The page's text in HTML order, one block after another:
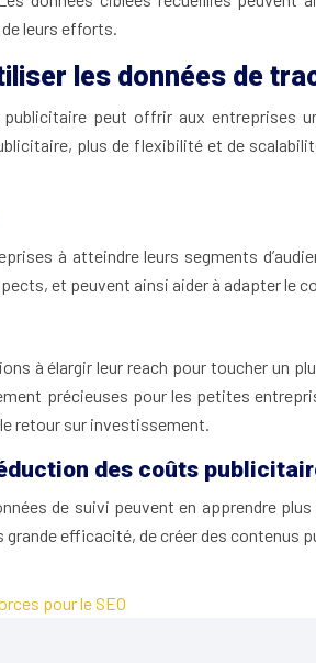
leurs efforts.
les données de
peut offrir aux entreprises
plus de flexibilité et de
à atteindre leurs segments
et peuvent ainsi aider à adapter le
à élargir leur reach pour toucher un
précieuses pour les petites
retour sur investissement.
des coûts
de suivi peuvent en apprendre
grande efficacité, de créer des contenus
pour le SEO